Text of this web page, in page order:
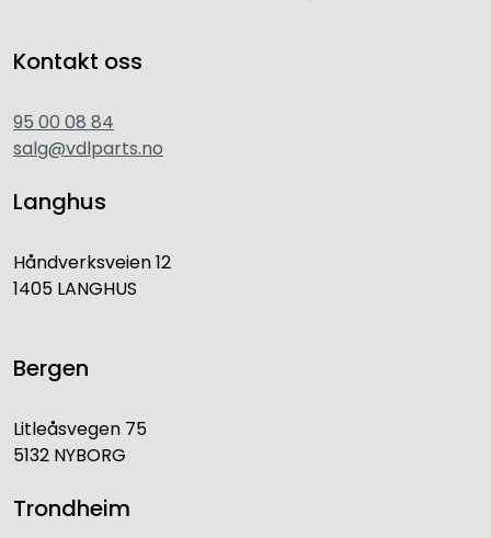
Kontakt oss
95 00 08 84
salg@vdlparts.no
Langhus
Håndverksveien 12
1405 LANGHUS
Bergen
Litleåsvegen 75
5132 NYBORG
Trondheim